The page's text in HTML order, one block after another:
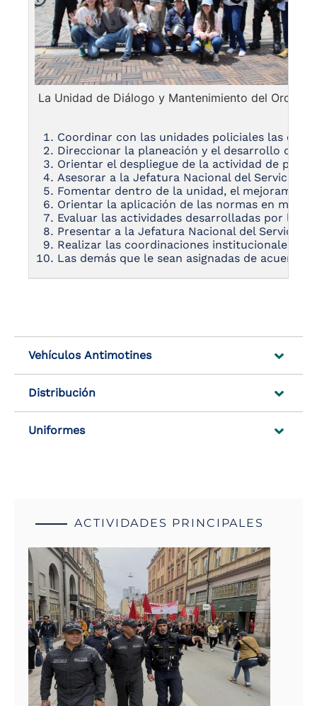
La Unidad de Diálogo y Mantenimiento del Orden
Coordinar con las unidades policiales las
Direccionar la planeación y el desarrollo de
Orientar el despliegue de la actividad de
Asesorar a la Jefatura Nacional del Servicio
Fomentar dentro de la unidad, el
Orientar la aplicación de las normas en
Evaluar las actividades desarrolladas por la
Presentar a la Jefatura Nacional del Servicio
Realizar las coordinaciones institucionales e
Las demás que le sean asignadas de
Vehículos Antimotines
Distribución
Uniformes
ACTIVIDADES PRINCIPALES